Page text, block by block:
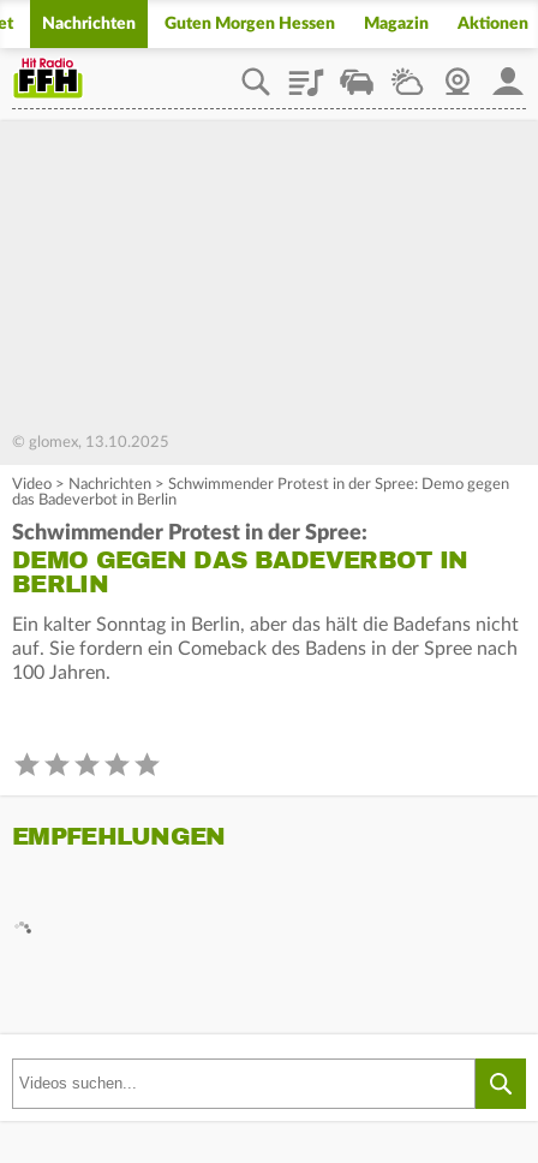
Nachrichten Guten Morgen Hessen Magazin Aktionen
PlaylistStaupilotWetterWebcam
© glomex, 13.10.2025
Video > Nachrichten > Schwimmender Protest in der Spree: Demo gegen
das Badeverbot in Berlin
Schwimmender Protest in der Spree:
DEMO GEGEN DAS BADEVERBOT IN
BERLIN
Ein kalter Sonntag in Berlin, aber das hält die Badefans nicht
auf. Sie fordern ein Comeback des Badens in der Spree nach
100 Jahren.
EMPFEHLUNGEN